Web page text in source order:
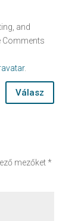
and
Comments
.
Válasz
mezőket*